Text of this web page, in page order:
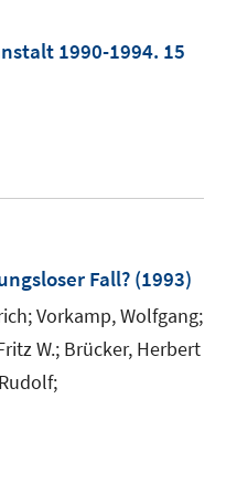
1990-1994. 15
Fall? (1993)
Vorkamp, Wolfgang;
W.; Brücker, Herbert